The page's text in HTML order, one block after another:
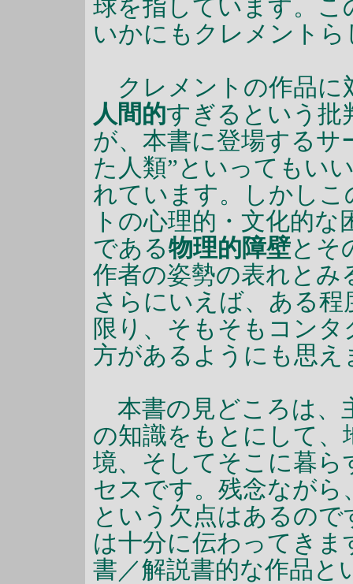
球を指しています。
いかにもクレメント
クレメントの作品に
人間的すぎるという批
が、本書に登場するサ
た人類”といってもい
れています。しかし
トの心理的・文化的
である物理的障壁とそ
作者の姿勢の表れと
さらにいえば、ある
限り、そもそもコン
方があるようにも思え
本書の見どころは、
の知識をもとにして
境、そしてそこに暮
セスです。残念なが
という欠点はあるの
は十分に伝わってきま
書／解説書的な作品と